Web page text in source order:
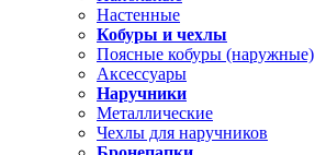
Настенные
Кобуры и чехлы
Поясные кобуры (наружные)
Аксессуары
Наручники
Металлические
Чехлы для наручников